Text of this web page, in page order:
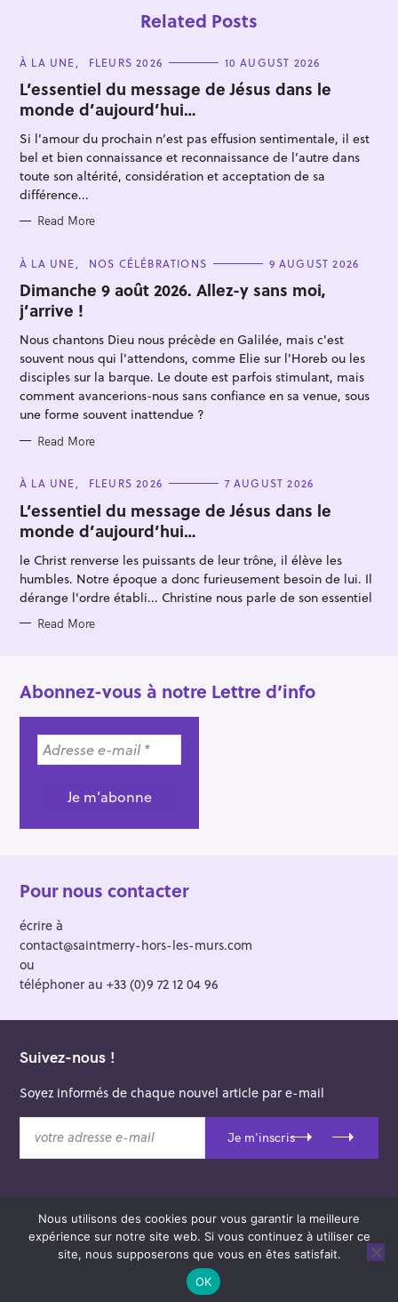
Related Posts
C
T
E
G
O
R
I
E
S
À LA UNE FLEURS 2026 10 AUGUST 2026
L’essentiel du message de Jésus dans le
monde d’aujourd’hui…
Si l’amour du prochain n’est pas effusion sentimentale, il est
bel et bien connaissance et reconnaissance de l’autre dans
toute son altérité, considération et acceptation de sa
différence...
Read More
C
T
E
G
O
R
I
E
S
À LA UNE NOS CÉLÉBRATIONS 9 AUGUST 2026
Dimanche 9 août 2026. Allez-y sans moi,
j’arrive !
Nous chantons Dieu nous précède en Galilée, mais c'est
souvent nous qui l'attendons, comme Elie sur l'Horeb ou les
disciples sur la barque. Le doute est parfois stimulant, mais
comment avancerions-nous sans confiance en sa venue, sous
une forme souvent inattendue ?
Read More
C
T
E
G
O
R
I
E
S
À LA UNE FLEURS 2026 7 AUGUST 2026
L’essentiel du message de Jésus dans le
monde d’aujourd’hui…
le Christ renverse les puissants de leur trône, il élève les
humbles. Notre époque a donc furieusement besoin de lui. Il
dérange l'ordre établi... Christine nous parle de son essentiel
Read More
Abonnez-vous à notre Lettre d’info
Pour nous contacter
écrire à
contact@saintmerry-hors-les-murs.com
ou
téléphoner au +33 (0)9 72 12 04 96
Suivez-nous !
Soyez informés de chaque nouvel article par e-mail
t
Je m'inscris
© 2026 Saint-Merry Hors-les-Murs.
Theme: Felt byPixelgrade.
S
a
r
c
h
f
o
r
Nous utilisons des cookies pour vous garantir la meilleure
expérience sur notre site web. Si vous continuez à utiliser ce
site, nous supposerons que vous en êtes satisfait.
OK